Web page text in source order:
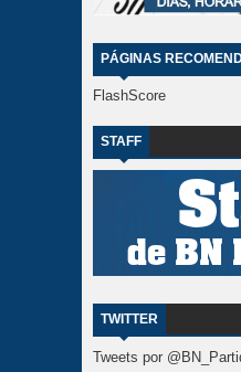
PÁGINAS
FlashScore
STAFF
TWITTER
Tweets por